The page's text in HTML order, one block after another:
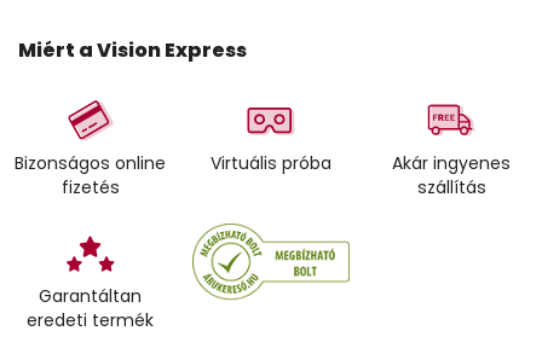
Miért a Vision Express
Bizonságos online
fizetés
Virtuális próba
Akár ingyenes
szállítás
Garantáltan
eredeti termék